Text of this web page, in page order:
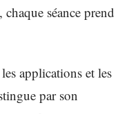
, chaque séance prend
applications et les
par son